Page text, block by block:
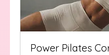
Power Pilates